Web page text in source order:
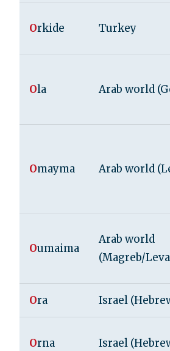
Orkide Turkey
Ola Arab world
Omayma Arab world
Oumaima
Arab world
(Magreb/
Ora Israel
Orna Israel